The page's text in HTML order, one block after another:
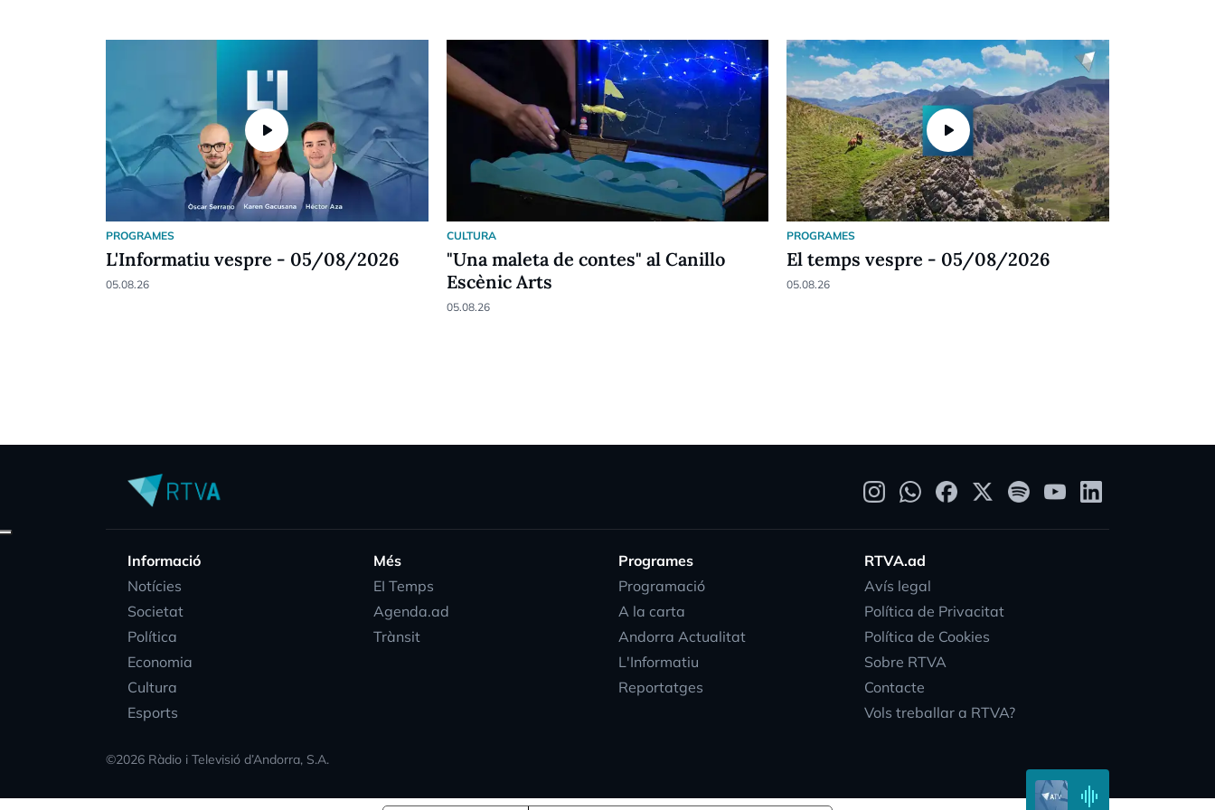
play_arrow
PROGRAMES
L'Informatiu vespre - 05/08/2026
05.08.26
CULTURA
"Una maleta de contes" al Canillo
Escènic Arts
05.08.26
play_arrow
PROGRAMES
El temps vespre - 05/08/2026
05.08.26
Informació
Notícies
Societat
Política
Economia
Cultura
Esports
Més
EI Temps
Agenda.ad
Trànsit
Programes
Programació
A la carta
Andorra Actualitat
L'Informatiu
Reportatges
RTVA.ad
Avís legal
Política de Privacitat
Política de Cookies
Sobre RTVA
Contacte
Vols treballar a RTVA?
©2026 Ràdio i Televisió d’Andorra, S.A.